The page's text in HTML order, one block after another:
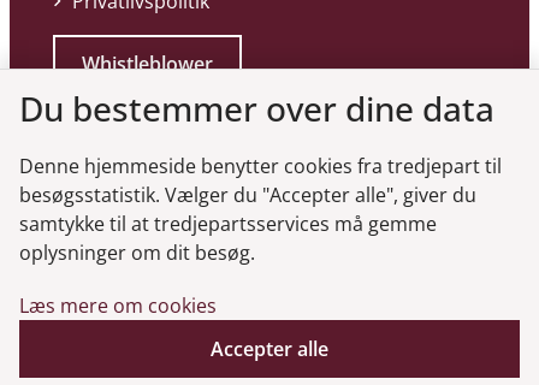
Whistleblower
Genveje
Gå til virksomhedsregisteret
Gå til selskabsmeddelelser
Du bestemmer over dine data
Denne hjemmeside benytter cookies fra tredjepart til
besøgsstatistik. Vælger du "Accepter alle", giver du
samtykke til at tredjepartsservices må gemme
oplysninger om dit besøg.
Læs mere om cookies
Accepter alle